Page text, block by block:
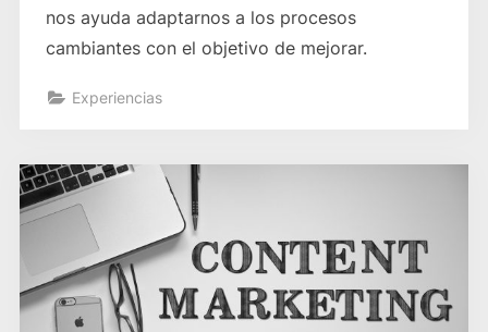
nos ayuda adaptarnos a los procesos
cambiantes con el objetivo de mejorar.
Experiencias